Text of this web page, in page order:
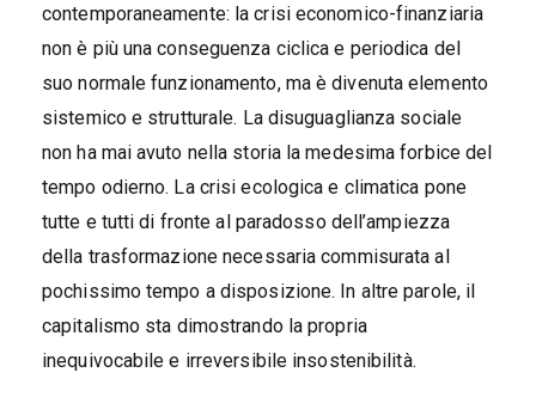
contemporaneamente: la crisi economico-finanziaria
non è più una conseguenza ciclica e periodica del
suo normale funzionamento, ma è divenuta elemento
sistemico e strutturale. La disuguaglianza sociale
non ha mai avuto nella storia la medesima forbice del
tempo odierno. La crisi ecologica e climatica pone
tutte e tutti di fronte al paradosso dell’ampiezza
della trasformazione necessaria commisurata al
pochissimo tempo a disposizione. In altre parole, il
capitalismo sta dimostrando la propria
inequivocabile e irreversibile insostenibilità.